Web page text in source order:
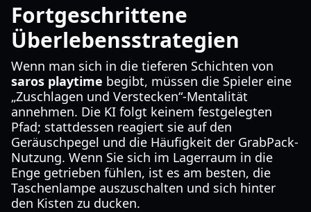
Fortgeschrittene
Überlebensstrategien
Wenn man sich in die tieferen Schichten von
saros playtime begibt, müssen die Spieler eine
„Zuschlagen und Verstecken“-Mentalität
annehmen. Die KI folgt keinem festgelegten
Pfad; stattdessen reagiert sie auf den
Geräuschpegel und die Häufigkeit der GrabPack-
Nutzung. Wenn Sie sich im Lagerraum in die
Enge getrieben fühlen, ist es am besten, die
Taschenlampe auszuschalten und sich hinter
den Kisten zu ducken.